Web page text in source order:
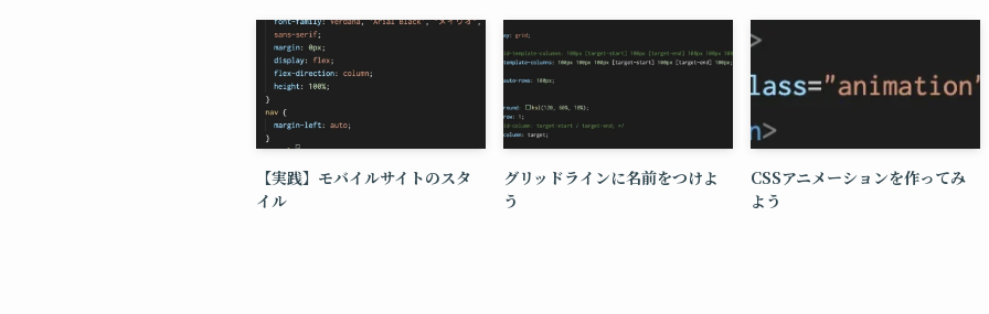
【実践】モバイルサイトのスタ
イル
グリッドラインに名前をつけよ
う
CSSアニメーションを作ってみ
よう